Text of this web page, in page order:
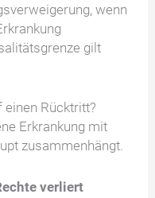
wenn
gilt
Rücktritt?
Erkrankung mit
zusammenhängt.
verliert